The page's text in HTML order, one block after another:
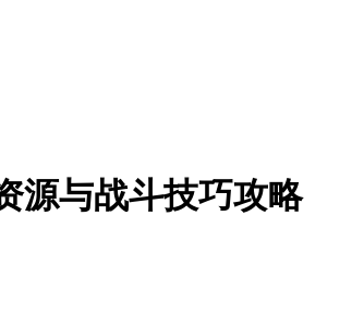
源与战斗技巧攻略